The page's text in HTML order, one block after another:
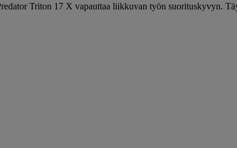
Triton 17 X vapauttaa liikkuvan työn suorituskyvyn.